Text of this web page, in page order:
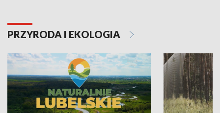
PRZYRODA I EKOLOGIA